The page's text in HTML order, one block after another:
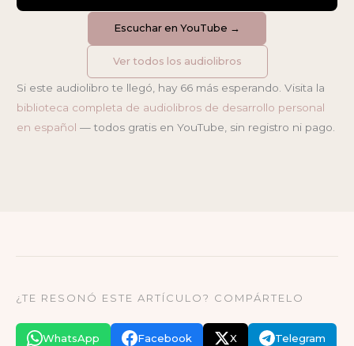
Escuchar en YouTube →
Ver todos los audiolibros
Si este audiolibro te llegó, hay 66 más esperando. Visita la
biblioteca completa de audiolibros de desarrollo personal
en español — todos gratis en YouTube, sin registro ni pago.
¿TE RESONÓ ESTE ARTÍCULO? COMPÁRTELO
WhatsApp Facebook X Telegram